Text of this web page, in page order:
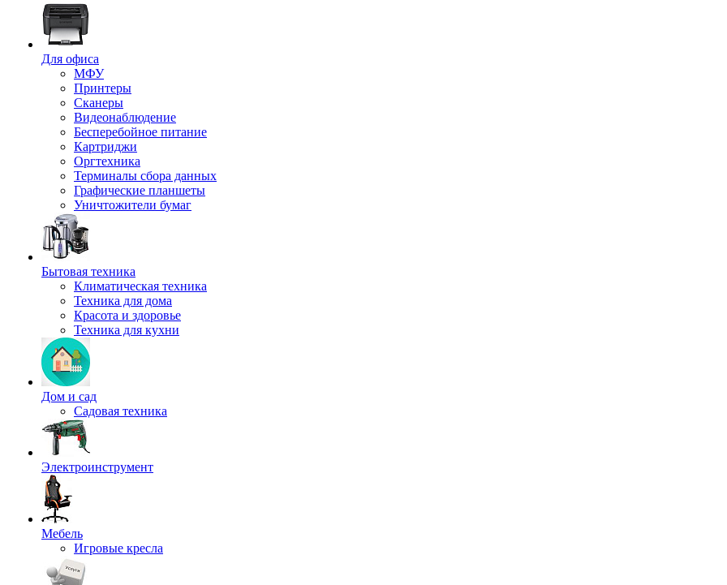
Для офиса
МФУ
Принтеры
Сканеры
Видеонаблюдение
Бесперебойное питание
Картриджи
Оргтехника
Терминалы сбора данных
Графические планшеты
Уничтожители бумаг
Бытовая техника
Климатическая техника
Техника для дома
Красота и здоровье
Техника для кухни
Дом и сад
Садовая техника
Электроинструмент
Мебель
Игровые кресла